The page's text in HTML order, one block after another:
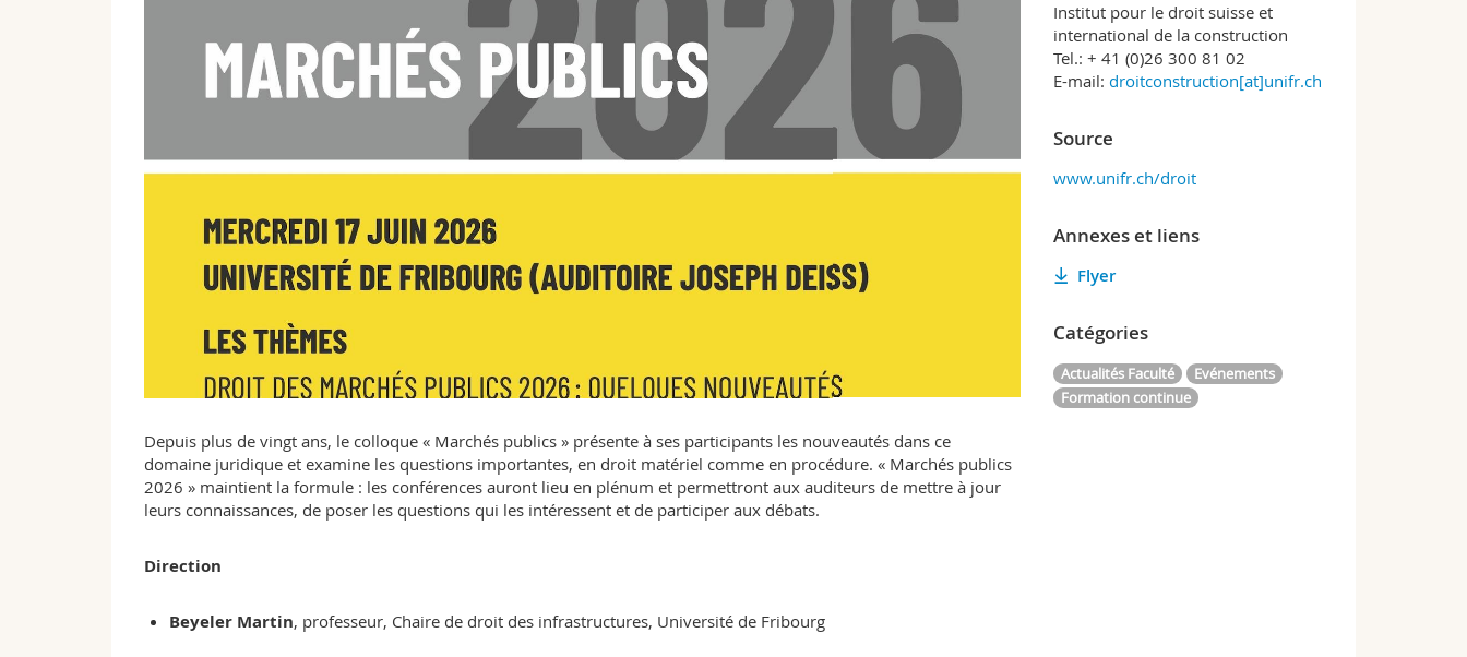
Depuis plus de vingt ans, le colloque « Marchés publics » présente à ses participants les nouveautés dans ce
domaine juridique et examine les questions importantes, en droit matériel comme en procédure. « Marchés publics
2026 » maintient la formule : les conférences auront lieu en plénum et permettront aux auditeurs de mettre à jour
leurs connaissances, de poser les questions qui les intéressent et de participer aux débats.
Direction
Beyeler Martin, professeur, Chaire de droit des infrastructures, Université de Fribourg
Institut pour le droit suisse et
international de la construction
Tel.: + 41 (0)26 300 81 02
E-mail: droitconstruction[at]unifr.ch
Source
www.unifr.ch/droit
Annexes et liens
Flyer
Catégories
Actualités Faculté
Evénements
Formation continue